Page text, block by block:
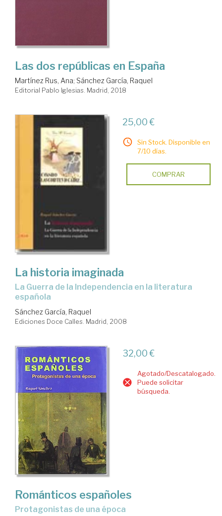
Las dos repúblicas en España
Martínez Rus, Ana; Sánchez García, Raquel
Editorial Pablo Iglesias. Madrid, 2018
25,00 €
Sin Stock. Disponible en
7/10 días.
COMPRAR
La historia imaginada
la Guerra de la Independencia en la literatura
española
Sánchez García, Raquel
Ediciones Doce Calles. Madrid, 2008
32,00 €
Agotado/Descatalogado.
Puede solicitar
búsqueda.
Románticos españoles
protagonistas de una época